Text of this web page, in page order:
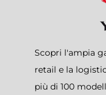
Scopri l'ampia
retail e la
più di 100